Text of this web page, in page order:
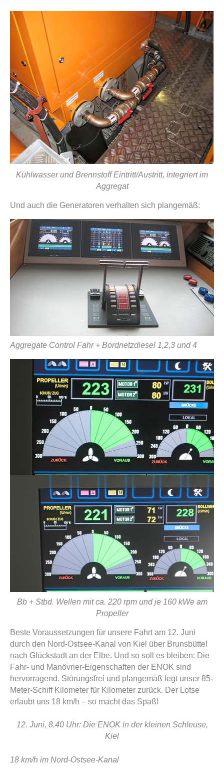
Kühlwasser und Brennstoff Eintritt/Austritt, integriert im
Aggregat
Und auch die Generatoren verhalten sich plangemäß:
Aggregate Control Fahr + Bordnetzdiesel 1,2,3 und 4
Bb + Stbd. Wellen mit ca. 220 rpm und je 160 kWe am
Propeller
Beste Voraussetzungen für unsere Fahrt am 12. Juni
durch den Nord-Ostsee-Kanal von Kiel über Brunsbüttel
nach Glückstadt an der Elbe. Und so soll es bleiben: Die
Fahr- und Manövrier-Eigenschaften der ENOK sind
hervorragend. Störungsfrei und plangemäß legt unser 85-
Meter-Schiff Kilometer für Kilometer zurück. Der Lotse
erlaubt uns 18 km/h – so macht das Spaß!
12. Juni, 8.40 Uhr: Die ENOK in der kleinen Schleuse,
Kiel
18 km/h im Nord-Ostsee-Kanal